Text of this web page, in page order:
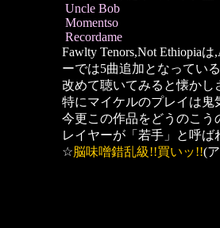
Uncle Bob
Momentso
Recordame
Fawlty Tenors,Not Ethiopia
ーでは5曲追加となってい
改めて聴いてみると懐かし
特にマイケルのプレイは鬼
今更この作品をどうのこう
レイヤーが「若手」と呼
☆ 脳味噌錯乱級!!買いッ!!(